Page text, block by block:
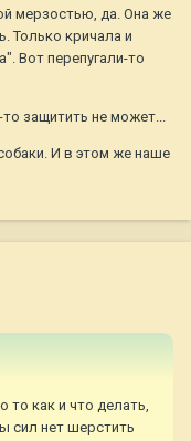
мерзостью, да. Она же
Только кричала и
Вот перепугали-то
защитить не может...
И в этом же наше
как и что делать,
сил нет шерстить